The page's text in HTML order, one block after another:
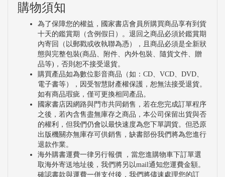
購物須知
為了保障您的權益，國家書店會員所購買商品享有到貨
十天的鑑賞期（含例假日）。退回之商品必須於鑑賞期
內寄回（以郵戳或收執聯為憑），且商品必須是全新狀
態與完整包裝(商品、附件、內外包裝、隨貨文件、贈
品等)，否則恕不接受退貨。
購買產品如為數位影音商品（如：CD、VCD、DVD、
電子書等），因受智慧財產權保護，恕無法接受退貨。
如有商品瑕疵，僅可更換相同產品。
國家書店因網路與門市共同銷售，若在您完成訂單程序
之後，若內含售盡無庫存之商品，本公司保留出貨與否
的權利，但我們仍會以最快速度為您下單調貨。但恐原
出版機關亦無庫存可供銷售，缺書部份我們將為您進行
退款作業。
海外購書運費一律另行報價 ，當您進購物車下訂單選
取海外寄送地址後，我們將另以mail通知您運費金額。
確認書款與運費一併支付後，我們將儘速處理您的訂